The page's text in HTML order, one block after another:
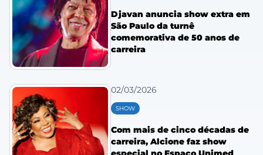
Djavan anuncia show extra em
São Paulo da turnê
comemorativa de 50 anos de
carreira
02/03/2026
SHOW
Com mais de cinco décadas de
carreira, Alcione faz show